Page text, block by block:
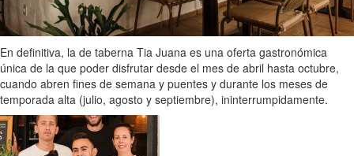
En definitiva, la de taberna Tia Juana es una oferta gastronómica
única de la que poder disfrutar desde el mes de abril hasta octubre,
cuando abren fines de semana y puentes y durante los meses de
temporada alta (julio, agosto y septiembre), ininterrumpidamente.